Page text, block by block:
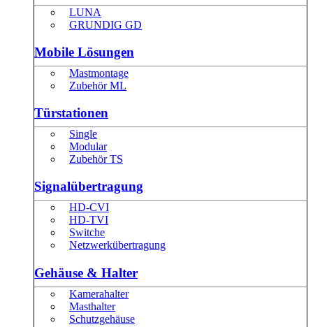
LUNA
GRUNDIG GD
Mobile Lösungen
Mastmontage
Zubehör ML
Türstationen
Single
Modular
Zubehör TS
Signalübertragung
HD-CVI
HD-TVI
Switche
Netzwerkübertragung
Gehäuse & Halter
Kamerahalter
Masthalter
Schutzgehäuse